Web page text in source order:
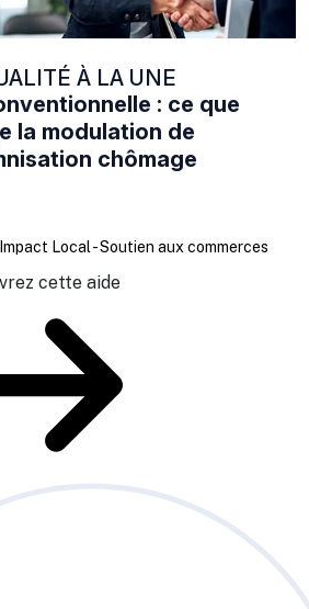
À LA UNE
: ce que
la modulation de
chômage
Local - Soutien aux commerces
cette aide